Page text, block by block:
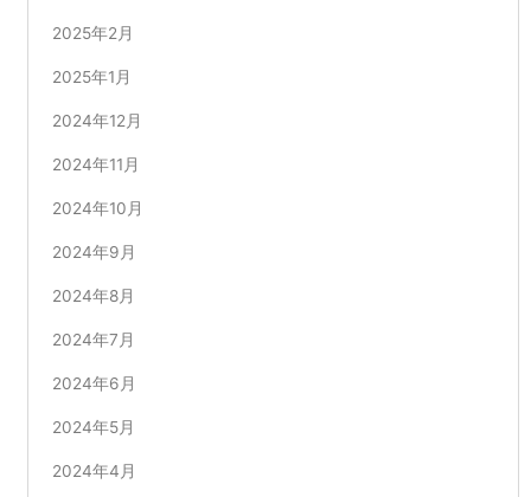
2025年2月
2025年1月
2024年12月
2024年11月
2024年10月
2024年9月
2024年8月
2024年7月
2024年6月
2024年5月
2024年4月